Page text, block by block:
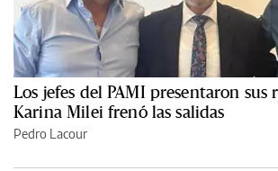
Los jefes del PAMI presentaron sus
Karina Milei frenó las salidas
Pedro Lacour